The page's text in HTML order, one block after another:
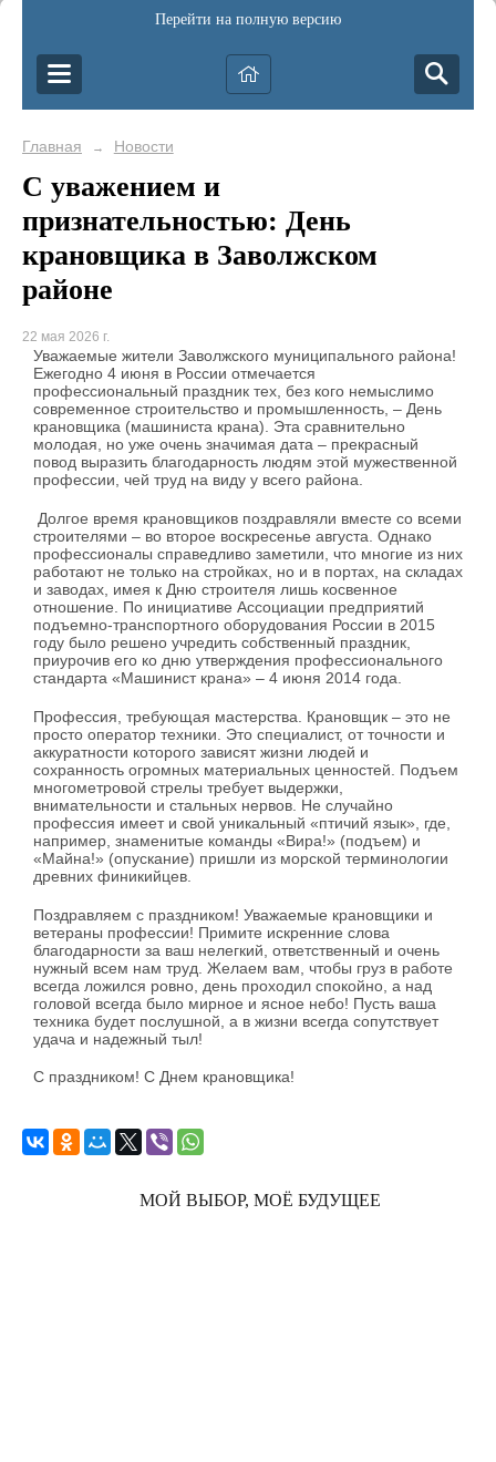
Перейти на полную версию
Главная → Новости
С уважением и
признательностью: День
крановщика в Заволжском
районе
22 мая 2026 г.
Уважаемые жители Заволжского муниципального района!
Ежегодно 4 июня в России отмечается
профессиональный праздник тех, без кого немыслимо
современное строительство и промышленность, – День
крановщика (машиниста крана). Эта сравнительно
молодая, но уже очень значимая дата – прекрасный
повод выразить благодарность людям этой мужественной
профессии, чей труд на виду у всего района.
Долгое время крановщиков поздравляли вместе со всеми
строителями – во второе воскресенье августа. Однако
профессионалы справедливо заметили, что многие из них
работают не только на стройках, но и в портах, на складах
и заводах, имея к Дню строителя лишь косвенное
отношение. По инициативе Ассоциации предприятий
подъемно-транспортного оборудования России в 2015
году было решено учредить собственный праздник,
приурочив его ко дню утверждения профессионального
стандарта «Машинист крана» – 4 июня 2014 года.
Профессия, требующая мастерства. Крановщик – это не
просто оператор техники. Это специалист, от точности и
аккуратности которого зависят жизни людей и
сохранность огромных материальных ценностей. Подъем
многометровой стрелы требует выдержки,
внимательности и стальных нервов. Не случайно
профессия имеет и свой уникальный «птичий язык», где,
например, знаменитые команды «Вира!» (подъем) и
«Майна!» (опускание) пришли из морской терминологии
древних финикийцев.
Поздравляем с праздником! Уважаемые крановщики и
ветераны профессии! Примите искренние слова
благодарности за ваш нелегкий, ответственный и очень
нужный всем нам труд. Желаем вам, чтобы груз в работе
всегда ложился ровно, день проходил спокойно, а над
головой всегда было мирное и ясное небо! Пусть ваша
техника будет послушной, а в жизни всегда сопутствует
удача и надежный тыл!
С праздником! С Днем крановщика!
МОЙ ВЫБОР, МОЁ БУДУЩЕЕ